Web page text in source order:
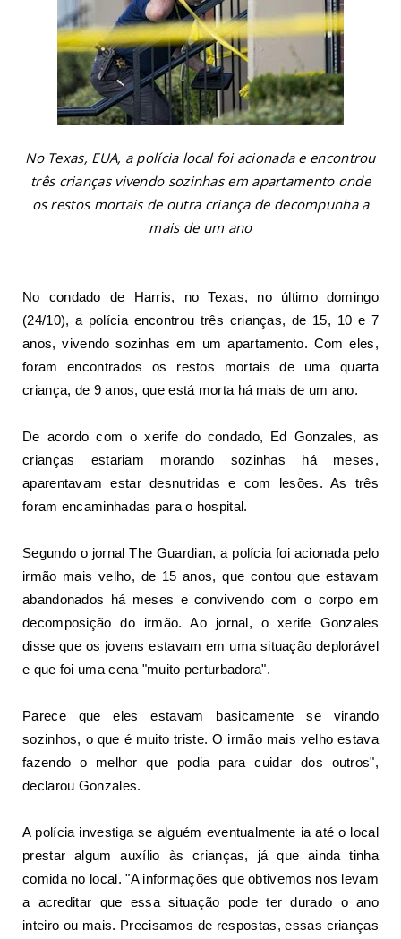
No Texas, EUA, a polícia local foi acionada e encontrou
três crianças vivendo sozinhas em apartamento onde
os restos mortais de outra criança de decompunha a
mais de um ano
No condado de Harris, no Texas, no último domingo
(24/10), a polícia encontrou três crianças, de 15, 10 e 7
anos, vivendo sozinhas em um apartamento. Com eles,
foram encontrados os restos mortais de uma quarta
criança, de 9 anos, que está morta há mais de um ano.
De acordo com o xerife do condado, Ed Gonzales, as
crianças estariam morando sozinhas há meses,
aparentavam estar desnutridas e com lesões. As três
foram encaminhadas para o hospital.
Segundo o jornal The Guardian, a polícia foi acionada pelo
irmão mais velho, de 15 anos, que contou que estavam
abandonados há meses e convivendo com o corpo em
decomposição do irmão. Ao jornal, o xerife Gonzales
disse que os jovens estavam em uma situação deplorável
e que foi uma cena "muito perturbadora".
Parece que eles estavam basicamente se virando
sozinhos, o que é muito triste. O irmão mais velho estava
fazendo o melhor que podia para cuidar dos outros",
declarou Gonzales.
A polícia investiga se alguém eventualmente ia até o local
prestar algum auxílio às crianças, já que ainda tinha
comida no local. "A informações que obtivemos nos levam
a acreditar que essa situação pode ter durado o ano
inteiro ou mais. Precisamos de respostas, essas crianças